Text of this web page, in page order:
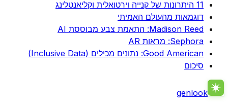
11 היתרונות של קנייה וירטואלית וקליאנטלינג
דוגמאות מהעולם האמיתי
Madison Reed: התאמת צבע מבוססת AI
Sephora: מראות AR
Good American: נתונים מכילים (Inclusive Data)
סיכום
genlook